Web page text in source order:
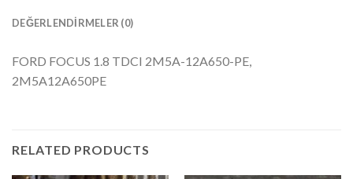
DEĞERLENDIRMELER (0)
FORD FOCUS 1.8 TDCI 2M5A-12A650-PE,
2M5A12A650PE
RELATED PRODUCTS